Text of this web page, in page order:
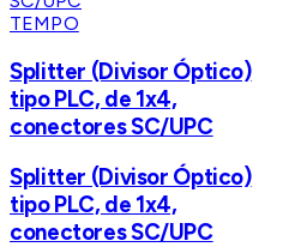
TEMPO
Splitter (Divisor Óptico)
tipo PLC, de 1x4,
conectores SC/UPC
Splitter (Divisor Óptico)
tipo PLC, de 1x4,
conectores SC/UPC